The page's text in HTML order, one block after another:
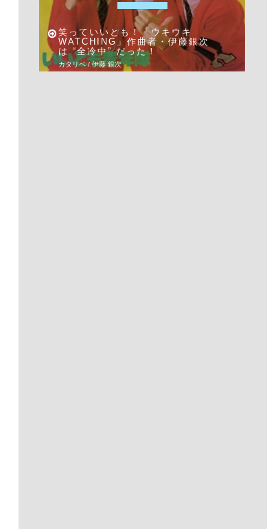
笑っていいとも！「ウキウキ
WATCHING」作曲者・伊藤銀次
は “全冷中” だった！
カタリベ / 伊藤 銀次